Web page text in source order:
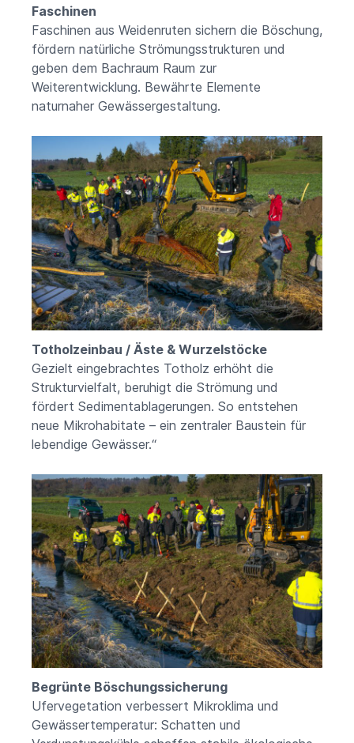
Faschinen
Faschinen aus Weidenruten sichern die Böschung,
fördern natürliche Strömungsstrukturen und
geben dem Bachraum Raum zur
Weiterentwicklung. Bewährte Elemente
naturnaher Gewässergestaltung.
Totholzeinbau / Äste & Wurzelstöcke
Gezielt eingebrachtes Totholz erhöht die
Strukturvielfalt, beruhigt die Strömung und
fördert Sedimentablagerungen. So entstehen
neue Mikrohabitate – ein zentraler Baustein für
lebendige Gewässer.“
Begrünte Böschungssicherung
Ufervegetation verbessert Mikroklima und
Gewässertemperatur: Schatten und